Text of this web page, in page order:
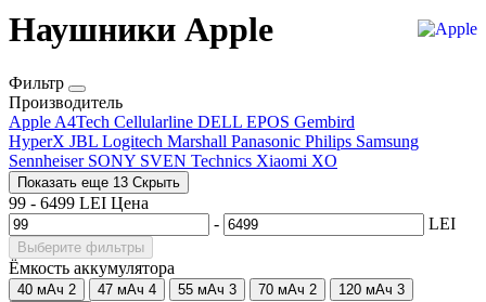
Наушники Apple
Фильтр
Производитель
Apple A4Tech Cellularline DELL EPOS Gembird
HyperX JBL Logitech Marshall Panasonic Philips Samsung
Sennheiser SONY SVEN Technics Xiaomi XO
Показать еще 13 Скрыть
99 - 6499 LEI Цена
-
LEI
Выберите фильтры
Ёмкость аккумулятора
40 мАч 2 47 мАч 4 55 мАч 3 70 мАч 2 120 мАч 3